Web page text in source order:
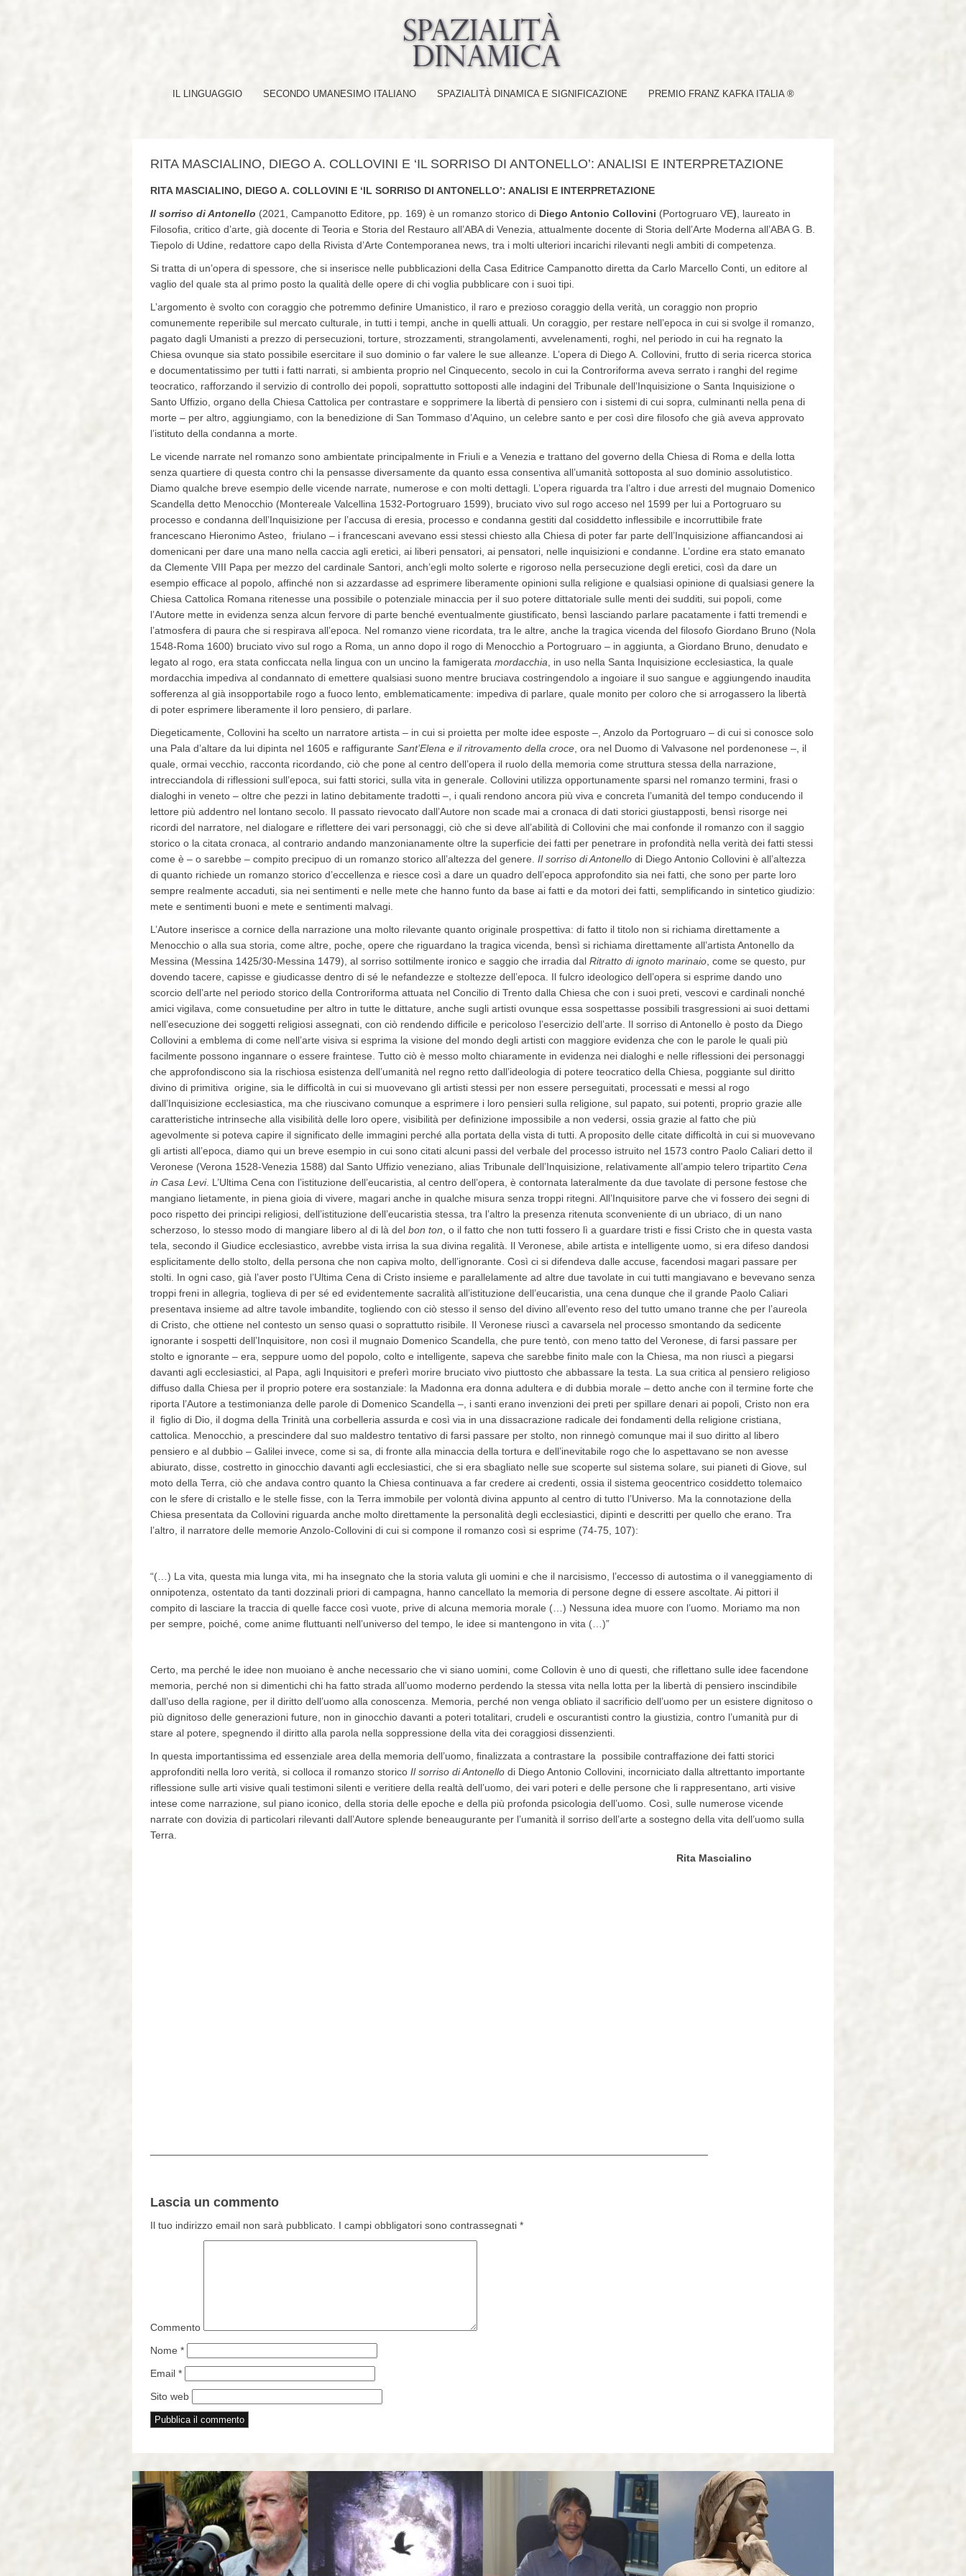
IL LINGUAGGIO SECONDO UMANESIMO ITALIANO SPAZIALITÀ DINAMICA E SIGNIFICAZIONE PREMIO FRANZ KAFKA ITALIA ®
RITA MASCIALINO, DIEGO A. COLLOVINI E ‘IL SORRISO DI ANTONELLO’: ANALISI E INTERPRETAZIONE
RITA MASCIALINO, DIEGO A. COLLOVINI E ‘IL SORRISO DI ANTONELLO’: ANALISI E INTERPRETAZIONE
Il sorriso di Antonello (2021, Campanotto Editore, pp. 169) è un romanzo storico di Diego Antonio Collovini (Portogruaro VE) , laureato in
Filosofia, critico d’arte, già docente di Teoria e Storia del Restauro all’ABA di Venezia, attualmente docente di Storia dell’Arte Moderna all’ABA G. B.
Tiepolo di Udine, redattore capo della Rivista d’Arte Contemporanea news, tra i molti ulteriori incarichi rilevanti negli ambiti di competenza.
Si tratta di un’opera di spessore, che si inserisce nelle pubblicazioni della Casa Editrice Campanotto diretta da Carlo Marcello Conti, un editore al
vaglio del quale sta al primo posto la qualità delle opere di chi voglia pubblicare con i suoi tipi.
L’argomento è svolto con coraggio che potremmo definire Umanistico, il raro e prezioso coraggio della verità, un coraggio non proprio
comunemente reperibile sul mercato culturale, in tutti i tempi, anche in quelli attuali. Un coraggio, per restare nell’epoca in cui si svolge il romanzo,
pagato dagli Umanisti a prezzo di persecuzioni, torture, strozzamenti, strangolamenti, avvelenamenti, roghi, nel periodo in cui ha regnato la
Chiesa ovunque sia stato possibile esercitare il suo dominio o far valere le sue alleanze. L’opera di Diego A. Collovini, frutto di seria ricerca storica
e documentatissimo per tutti i fatti narrati, si ambienta proprio nel Cinquecento, secolo in cui la Controriforma aveva serrato i ranghi del regime
teocratico, rafforzando il servizio di controllo dei popoli, soprattutto sottoposti alle indagini del Tribunale dell’Inquisizione o Santa Inquisizione o
Santo Uffizio, organo della Chiesa Cattolica per contrastare e sopprimere la libertà di pensiero con i sistemi di cui sopra, culminanti nella pena di
morte – per altro, aggiungiamo, con la benedizione di San Tommaso d’Aquino, un celebre santo e per così dire filosofo che già aveva approvato
l’istituto della condanna a morte.
Le vicende narrate nel romanzo sono ambientate principalmente in Friuli e a Venezia e trattano del governo della Chiesa di Roma e della lotta
senza quartiere di questa contro chi la pensasse diversamente da quanto essa consentiva all’umanità sottoposta al suo dominio assolutistico.
Diamo qualche breve esempio delle vicende narrate, numerose e con molti dettagli. L’opera riguarda tra l’altro i due arresti del mugnaio Domenico
Scandella detto Menocchio (Montereale Valcellina 1532-Portogruaro 1599), bruciato vivo sul rogo acceso nel 1599 per lui a Portogruaro su
processo e condanna dell’Inquisizione per l’accusa di eresia, processo e condanna gestiti dal cosiddetto inflessibile e incorruttibile frate
francescano Hieronimo Asteo, friulano – i francescani avevano essi stessi chiesto alla Chiesa di poter far parte dell’Inquisizione affiancandosi ai
domenicani per dare una mano nella caccia agli eretici, ai liberi pensatori, ai pensatori, nelle inquisizioni e condanne. L’ordine era stato emanato
da Clemente VIII Papa per mezzo del cardinale Santori, anch’egli molto solerte e rigoroso nella persecuzione degli eretici, così da dare un
esempio efficace al popolo, affinché non si azzardasse ad esprimere liberamente opinioni sulla religione e qualsiasi opinione di qualsiasi genere la
Chiesa Cattolica Romana ritenesse una possibile o potenziale minaccia per il suo potere dittatoriale sulle menti dei sudditi, sui popoli, come
l’Autore mette in evidenza senza alcun fervore di parte benché eventualmente giustificato, bensì lasciando parlare pacatamente i fatti tremendi e
l’atmosfera di paura che si respirava all’epoca. Nel romanzo viene ricordata, tra le altre, anche la tragica vicenda del filosofo Giordano Bruno (Nola
1548-Roma 1600) bruciato vivo sul rogo a Roma, un anno dopo il rogo di Menocchio a Portogruaro – in aggiunta, a Giordano Bruno, denudato e
legato al rogo, era stata conficcata nella lingua con un uncino la famigerata mordacchia , in uso nella Santa Inquisizione ecclesiastica, la quale
mordacchia impediva al condannato di emettere qualsiasi suono mentre bruciava costringendolo a ingoiare il suo sangue e aggiungendo inaudita
sofferenza al già insopportabile rogo a fuoco lento, emblematicamente: impediva di parlare, quale monito per coloro che si arrogassero la libertà
di poter esprimere liberamente il loro pensiero, di parlare.
Diegeticamente, Collovini ha scelto un narratore artista – in cui si proietta per molte idee esposte –, Anzolo da Portogruaro – di cui si conosce solo
una Pala d’altare da lui dipinta nel 1605 e raffigurante Sant’Elena e il ritrovamento della croce , ora nel Duomo di Valvasone nel pordenonese –, il
quale, ormai vecchio, racconta ricordando, ciò che pone al centro dell’opera il ruolo della memoria come struttura stessa della narrazione,
intrecciandola di riflessioni sull’epoca, sui fatti storici, sulla vita in generale. Collovini utilizza opportunamente sparsi nel romanzo termini, frasi o
dialoghi in veneto – oltre che pezzi in latino debitamente tradotti –, i quali rendono ancora più viva e concreta l’umanità del tempo conducendo il
lettore più addentro nel lontano secolo. Il passato rievocato dall’Autore non scade mai a cronaca di dati storici giustapposti, bensì risorge nei
ricordi del narratore, nel dialogare e riflettere dei vari personaggi, ciò che si deve all’abilità di Collovini che mai confonde il romanzo con il saggio
storico o la citata cronaca, al contrario andando manzonianamente oltre la superficie dei fatti per penetrare in profondità nella verità dei fatti stessi
come è – o sarebbe – compito precipuo di un romanzo storico all’altezza del genere. Il sorriso di Antonello di Diego Antonio Collovini è all’altezza
di quanto richiede un romanzo storico d’eccellenza e riesce così a dare un quadro dell’epoca approfondito sia nei fatti, che sono per parte loro
sempre realmente accaduti, sia nei sentimenti e nelle mete che hanno funto da base ai fatti e da motori dei fatti, semplificando in sintetico giudizio:
mete e sentimenti buoni e mete e sentimenti malvagi.
L’Autore inserisce a cornice della narrazione una molto rilevante quanto originale prospettiva: di fatto il titolo non si richiama direttamente a
Menocchio o alla sua storia, come altre, poche, opere che riguardano la tragica vicenda, bensì si richiama direttamente all’artista Antonello da
Messina (Messina 1425/30-Messina 1479), al sorriso sottilmente ironico e saggio che irradia dal Ritratto di ignoto marinaio , come se questo, pur
dovendo tacere, capisse e giudicasse dentro di sé le nefandezze e stoltezze dell’epoca. Il fulcro ideologico dell’opera si esprime dando uno
scorcio dell’arte nel periodo storico della Controriforma attuata nel Concilio di Trento dalla Chiesa che con i suoi preti, vescovi e cardinali nonché
amici vigilava, come consuetudine per altro in tutte le dittature, anche sugli artisti ovunque essa sospettasse possibili trasgressioni ai suoi dettami
nell’esecuzione dei soggetti religiosi assegnati, con ciò rendendo difficile e pericoloso l’esercizio dell’arte. Il sorriso di Antonello è posto da Diego
Collovini a emblema di come nell’arte visiva si esprima la visione del mondo degli artisti con maggiore evidenza che con le parole le quali più
facilmente possono ingannare o essere fraintese. Tutto ciò è messo molto chiaramente in evidenza nei dialoghi e nelle riflessioni dei personaggi
che approfondiscono sia la rischiosa esistenza dell’umanità nel regno retto dall’ideologia di potere teocratico della Chiesa, poggiante sul diritto
divino di primitiva origine, sia le difficoltà in cui si muovevano gli artisti stessi per non essere perseguitati, processati e messi al rogo
dall’Inquisizione ecclesiastica, ma che riuscivano comunque a esprimere i loro pensieri sulla religione, sul papato, sui potenti, proprio grazie alle
caratteristiche intrinseche alla visibilità delle loro opere, visibilità per definizione impossibile a non vedersi, ossia grazie al fatto che più
agevolmente si poteva capire il significato delle immagini perché alla portata della vista di tutti. A proposito delle citate difficoltà in cui si muovevano
gli artisti all’epoca, diamo qui un breve esempio in cui sono citati alcuni passi del verbale del processo istruito nel 1573 contro Paolo Caliari detto il
Veronese (Verona 1528-Venezia 1588) dal Santo Uffizio veneziano, alias Tribunale dell’Inquisizione, relativamente all’ampio telero tripartito Cena
in Casa Levi. L’Ultima Cena con l’istituzione dell’eucaristia, al centro dell’opera, è contornata lateralmente da due tavolate di persone festose che
mangiano lietamente, in piena gioia di vivere, magari anche in qualche misura senza troppi ritegni. All’Inquisitore parve che vi fossero dei segni di
poco rispetto dei principi religiosi, dell’istituzione dell’eucaristia stessa, tra l’altro la presenza ritenuta sconveniente di un ubriaco, di un nano
scherzoso, lo stesso modo di mangiare libero al di là del bon ton , o il fatto che non tutti fossero lì a guardare tristi e fissi Cristo che in questa vasta
tela, secondo il Giudice ecclesiastico, avrebbe vista irrisa la sua divina regalità. Il Veronese, abile artista e intelligente uomo, si era difeso dandosi
esplicitamente dello stolto, della persona che non capiva molto, dell’ignorante. Così ci si difendeva dalle accuse, facendosi magari passare per
stolti. In ogni caso, già l’aver posto l’Ultima Cena di Cristo insieme e parallelamente ad altre due tavolate in cui tutti mangiavano e bevevano senza
troppi freni in allegria, toglieva di per sé ed evidentemente sacralità all’istituzione dell’eucaristia, una cena dunque che il grande Paolo Caliari
presentava insieme ad altre tavole imbandite, togliendo con ciò stesso il senso del divino all’evento reso del tutto umano tranne che per l’aureola
di Cristo, che ottiene nel contesto un senso quasi o soprattutto risibile. Il Veronese riuscì a cavarsela nel processo smontando da sedicente
ignorante i sospetti dell’Inquisitore, non così il mugnaio Domenico Scandella, che pure tentò, con meno tatto del Veronese, di farsi passare per
stolto e ignorante – era, seppure uomo del popolo, colto e intelligente, sapeva che sarebbe finito male con la Chiesa, ma non riuscì a piegarsi
davanti agli ecclesiastici, al Papa, agli Inquisitori e preferì morire bruciato vivo piuttosto che abbassare la testa. La sua critica al pensiero religioso
diffuso dalla Chiesa per il proprio potere era sostanziale: la Madonna era donna adultera e di dubbia morale – detto anche con il termine forte che
riporta l’Autore a testimonianza delle parole di Domenico Scandella –, i santi erano invenzioni dei preti per spillare denari ai popoli, Cristo non era
il figlio di Dio, il dogma della Trinità una corbelleria assurda e così via in una dissacrazione radicale dei fondamenti della religione cristiana,
cattolica. Menocchio, a prescindere dal suo maldestro tentativo di farsi passare per stolto, non rinnegò comunque mai il suo diritto al libero
pensiero e al dubbio – Galilei invece, come si sa, di fronte alla minaccia della tortura e dell’inevitabile rogo che lo aspettavano se non avesse
abiurato, disse, costretto in ginocchio davanti agli ecclesiastici, che si era sbagliato nelle sue scoperte sul sistema solare, sui pianeti di Giove, sul
moto della Terra, ciò che andava contro quanto la Chiesa continuava a far credere ai credenti, ossia il sistema geocentrico cosiddetto tolemaico
con le sfere di cristallo e le stelle fisse, con la Terra immobile per volontà divina appunto al centro di tutto l’Universo. Ma la connotazione della
Chiesa presentata da Collovini riguarda anche molto direttamente la personalità degli ecclesiastici, dipinti e descritti per quello che erano. Tra
l’altro, il narratore delle memorie Anzolo-Collovini di cui si compone il romanzo così si esprime (74-75, 107):
“(…) La vita, questa mia lunga vita, mi ha insegnato che la storia valuta gli uomini e che il narcisismo, l’eccesso di autostima o il vaneggiamento di
onnipotenza, ostentato da tanti dozzinali priori di campagna, hanno cancellato la memoria di persone degne di essere ascoltate. Ai pittori il
compito di lasciare la traccia di quelle facce così vuote, prive di alcuna memoria morale (…) Nessuna idea muore con l’uomo. Moriamo ma non
per sempre, poiché, come anime fluttuanti nell’universo del tempo, le idee si mantengono in vita (…)”
Certo, ma perché le idee non muoiano è anche necessario che vi siano uomini, come Collovin è uno di questi, che riflettano sulle idee facendone
memoria, perché non si dimentichi chi ha fatto strada all’uomo moderno perdendo la stessa vita nella lotta per la libertà di pensiero inscindibile
dall’uso della ragione, per il diritto dell’uomo alla conoscenza. Memoria, perché non venga obliato il sacrificio dell’uomo per un esistere dignitoso o
più dignitoso delle generazioni future, non in ginocchio davanti a poteri totalitari, crudeli e oscurantisti contro la giustizia, contro l’umanità pur di
stare al potere, spegnendo il diritto alla parola nella soppressione della vita dei coraggiosi dissenzienti.
In questa importantissima ed essenziale area della memoria dell’uomo, finalizzata a contrastare la possibile contraffazione dei fatti storici
approfonditi nella loro verità, si colloca il romanzo storico Il sorriso di Antonello di Diego Antonio Collovini, incorniciato dalla altrettanto importante
riflessione sulle arti visive quali testimoni silenti e veritiere della realtà dell’uomo, dei vari poteri e delle persone che li rappresentano, arti visive
intese come narrazione, sul piano iconico, della storia delle epoche e della più profonda psicologia dell’uomo. Così, sulle numerose vicende
narrate con dovizia di particolari rilevanti dall’Autore splende beneaugurante per l’umanità il sorriso dell’arte a sostegno della vita dell’uomo sulla
Terra.
Rita Mascialino
Lascia un commento
Il tuo indirizzo email non sarà pubblicato. I campi obbligatori sono contrassegnati *
Commento
Nome *
Email *
Sito web